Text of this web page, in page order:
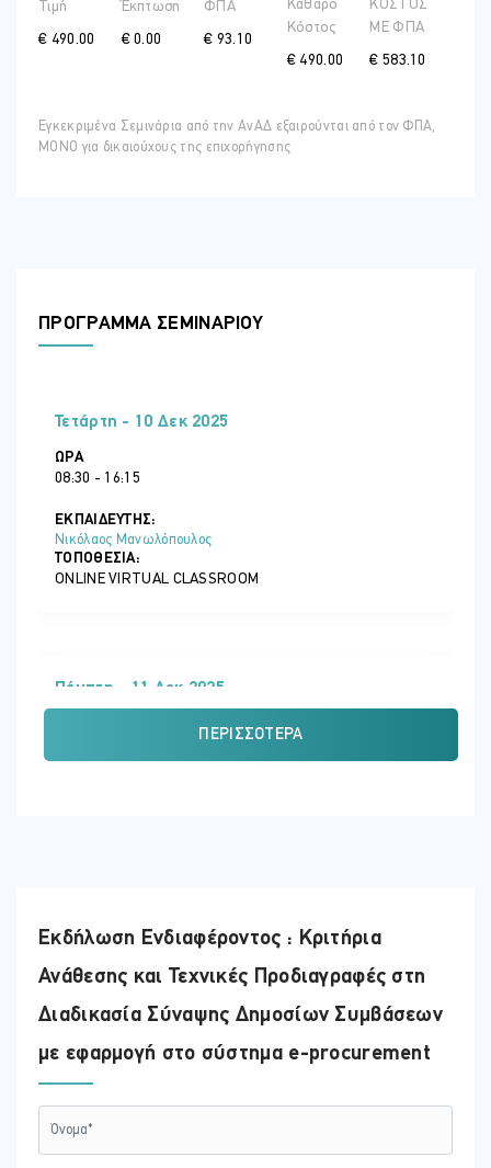
Τιμή
€ 490.00
Έκπτωση
€ 0.00
ΦΠΑ
€ 93.10
Καθαρό
Κόστος
€ 490.00
ΚΟΣΤΟΣ
ME ΦΠΑ
€ 583.10
Εγκεκριμένα Σεμινάρια από την ΑνΑΔ εξαιρούνται από τον ΦΠΑ,
ΜΟΝΟ για δικαιούχους της επιχορήγησης
ΠΡΟΓΡΑΜΜΑ ΣΕΜΙΝΑΡΙΟΥ
Τετάρτη - 10 Δεκ 2025
ΏΡΑ
08:30 - 16:15
ΕΚΠΑΙΔΕΥΤΗΣ:
Νικόλαος Μανωλόπουλος
ΤΟΠΟΘΕΣΊΑ:
ONLINE VIRTUAL CLASSROOM
Πέμπτη - 11 Δεκ 2025
ΠΕΡΙΣΣΌΤΕΡΑ
Εκδήλωση Ενδιαφέροντος : Κριτήρια
Ανάθεσης και Τεχνικές Προδιαγραφές στη
Διαδικασία Σύναψης Δημοσίων Συμβάσεων
με εφαρμογή στο σύστημα e-procurement